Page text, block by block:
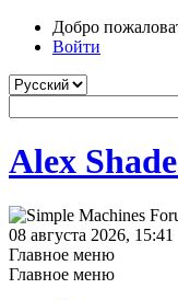
Добро
Войти
Alex
08 августа 2026, 15:41
Главное меню
Главное меню